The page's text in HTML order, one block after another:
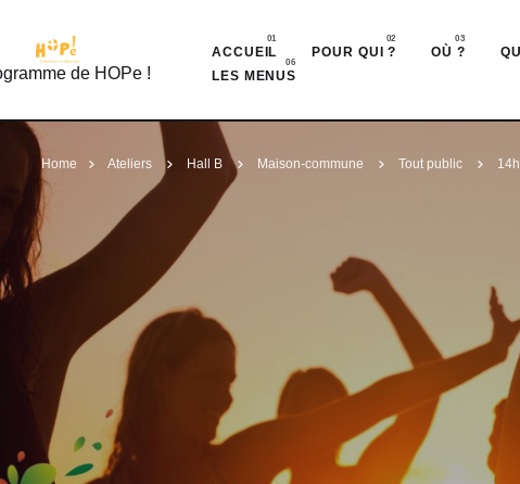
de HOPe !
ACCUEIL POUR QUI ? OÙ ?
LES MENUS
Home Ateliers Hall B Maison-commune Tout public